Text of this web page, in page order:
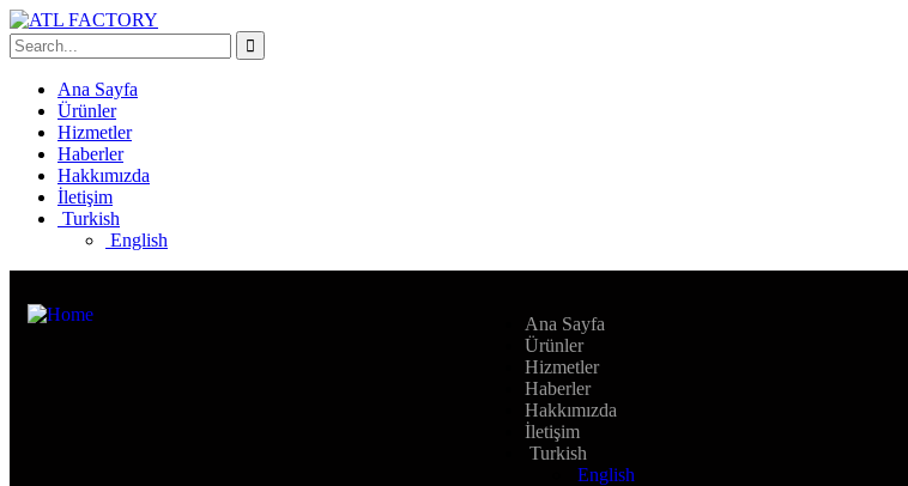
Ana Sayfa
Ürünler
Hizmetler
Haberler
Hakkımızda
İletişim
Turkish
English
Ana Sayfa
Ürünler
Hizmetler
Haberler
Hakkımızda
İletişim
Turkish
English